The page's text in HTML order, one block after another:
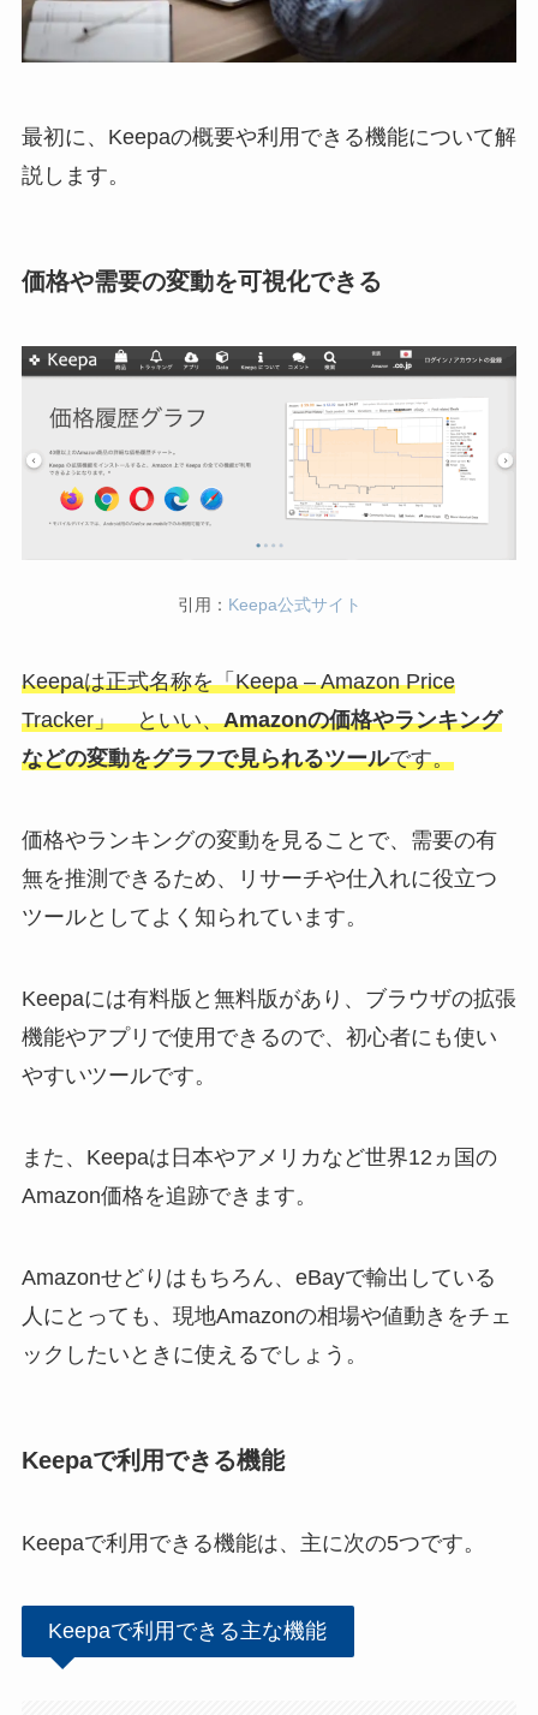
最初に、Keepaの概要や利用できる機能について解
説します。
価格や需要の変動を可視化できる
引用： Keepa公式サイト
Keepaは正式名称を「Keepa – Amazon Price
Tracker」 といい、Amazonの価格やランキング
などの変動をグラフで見られるツールです。
価格やランキングの変動を見ることで、需要の有
無を推測できるため、リサーチや仕入れに役立つ
ツールとしてよく知られています。
Keepaには有料版と無料版があり、ブラウザの拡張
機能やアプリで使用できるので、初心者にも使い
やすいツールです。
また、Keepaは日本やアメリカなど世界12ヵ国の
Amazon価格を追跡できます。
Amazonせどりはもちろん、eBayで輸出している
人にとっても、現地Amazonの相場や値動きをチェ
ックしたいときに使えるでしょう。
Keepaで利用できる機能
Keepaで利用できる機能は、主に次の5つです。
Keepaで利用できる主な機能